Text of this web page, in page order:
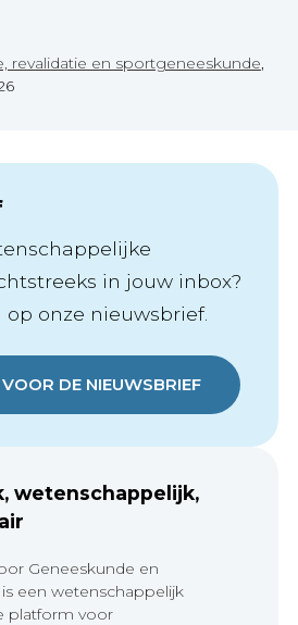
revalidatie en sportgeneeskunde
in jouw inbox?
onze nieuwsbrief.
DE NIEUWSBRIEF
wetenschappelijk,
Geneeskunde en
een wetenschappelijk
platform voor